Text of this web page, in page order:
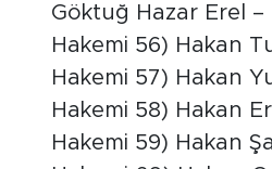
Göktuğ Hazar Erel –
Hakemi 56) Hakan
Hakemi 57) Hakan
Hakemi 58) Hakan
Hakemi 59) Hakan